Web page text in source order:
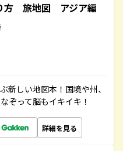
方 旅地図 アジア編
新しい地図本！国境や州、
ぞって脳もイキイキ！
詳細を見る